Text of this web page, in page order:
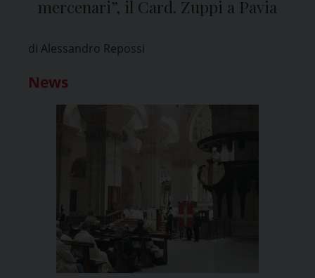
mercenari”, il Card. Zuppi a Pavia
di Alessandro Repossi
News